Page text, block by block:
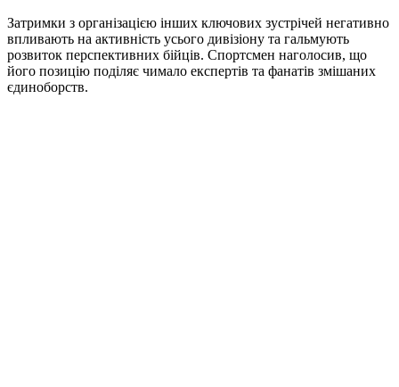
Затримки з організацією інших ключових зустрічей негативно
впливають на активність усього дивізіону та гальмують
розвиток перспективних бійців. Спортсмен наголосив, що
його позицію поділяє чимало експертів та фанатів змішаних
єдиноборств.